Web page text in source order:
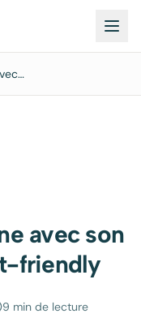
avec son
friendly
9 min de lecture